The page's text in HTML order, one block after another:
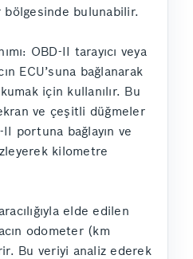
bölgesinde bulunabilir.
OBD-II tarayıcı veya
ECU’suna bağlanarak
için kullanılır. Bu
ve çeşitli düğmeler
II portuna bağlayın ve
kilometre
elde edilen
odometer (km
Bu veriyi analiz ederek